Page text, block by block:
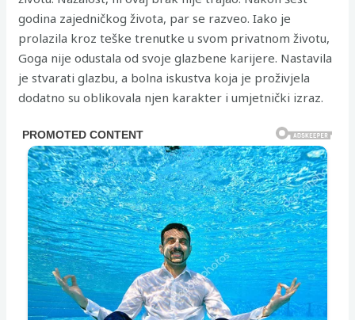
godina zajedničkog života, par se razveo. Iako je
prolazila kroz teške trenutke u svom privatnom životu,
Goga nije odustala od svoje glazbene karijere. Nastavila
je stvarati glazbu, a bolna iskustva koja je proživjela
dodatno su oblikovala njen karakter i umjetnički izraz.